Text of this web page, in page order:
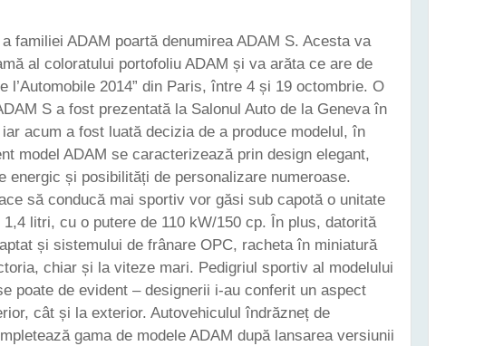
familiei ADAM poartă denumirea ADAM S. Acesta va
al coloratului portofoliu ADAM și va arăta ce are de
l’Automobile 2014” din Paris, între 4 și 19 octombrie. O
S a fost prezentată la Salonul Auto de la Geneva în
acum a fost luată decizia de a produce modelul, în
model ADAM se caracterizează prin design elegant,
energic și posibilități de personalizare numeroase.
să conducă mai sportiv vor găsi sub capotă o unitate
1,4 litri, cu o putere de 110 kW/150 cp. În plus, datorită
și sistemului de frânare OPC, racheta în miniatură
chiar și la viteze mari. Pedigriul sportiv al modelului
poate de evident – designerii i-au conferit un aspect
cât și la exterior. Autovehiculul îndrăzneț de
gama de modele ADAM după lansarea versiunii